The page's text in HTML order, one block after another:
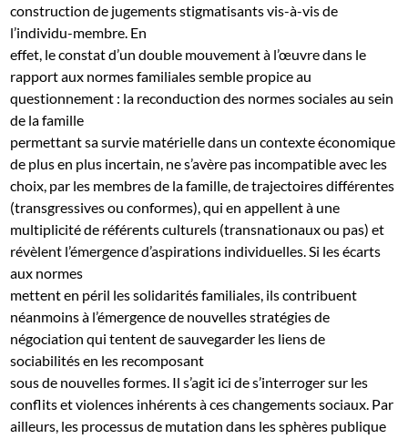
construction de jugements stigmatisants vis-à-vis de
l’individu-membre. En
effet, le constat d’un double mouvement à l’œuvre dans le
rapport aux normes familiales semble propice au
questionnement : la reconduction des normes sociales au sein
de la famille
permettant sa survie matérielle dans un contexte économique
de plus en plus incertain, ne s’avère pas incompatible avec les
choix, par les membres de la famille, de trajectoires différentes
(transgressives ou conformes), qui en appellent à une
multiplicité de référents culturels (transnationaux ou pas) et
révèlent l’émergence d’aspirations individuelles. Si les écarts
aux normes
mettent en péril les solidarités familiales, ils contribuent
néanmoins à l’émergence de nouvelles stratégies de
négociation qui tentent de sauvegarder les liens de
sociabilités en les recomposant
sous de nouvelles formes. Il s’agit ici de s’interroger sur les
conflits et violences inhérents à ces changements sociaux. Par
ailleurs, les processus de mutation dans les sphères publique